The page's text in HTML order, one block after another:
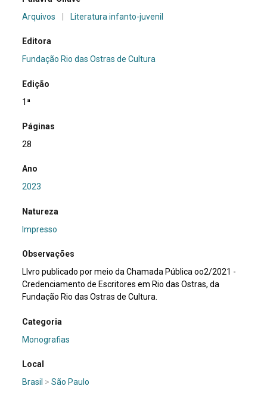
Arquivos
Literatura infanto-juvenil
Editora
Fundação Rio das Ostras de Cultura
Edição
1ª
Páginas
28
Ano
2023
Natureza
Impresso
Observações
LIvro publicado por meio da Chamada Pública oo2/2021 -
Credenciamento de Escritores em Rio das Ostras, da
Fundação Rio das Ostras de Cultura.
Categoria
Monografias
Local
Brasil >São Paulo